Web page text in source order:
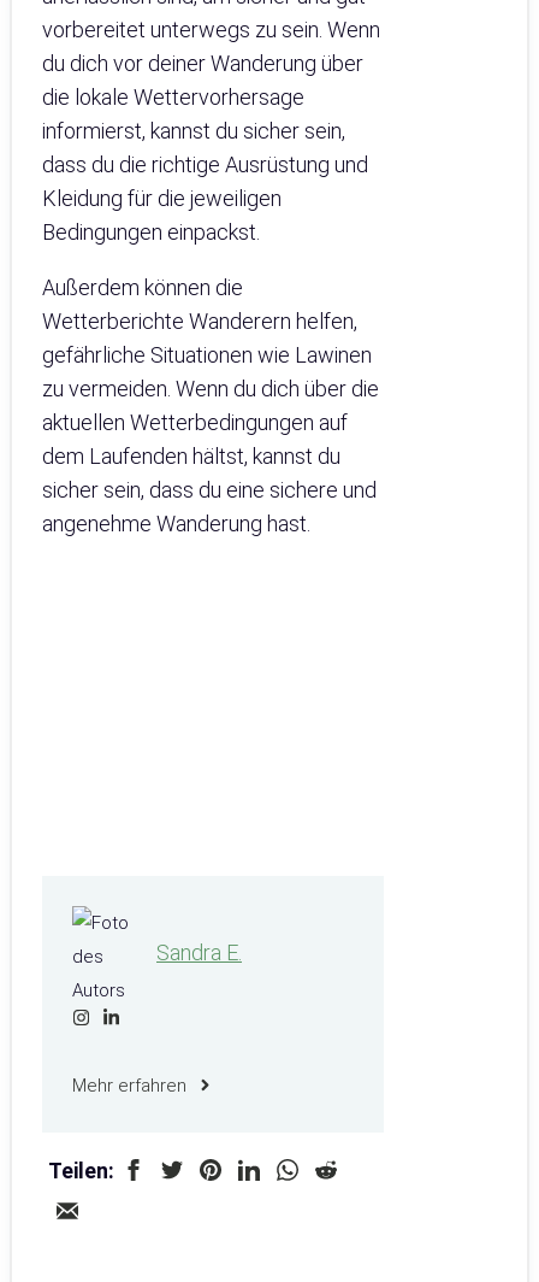
vorbereitet unterwegs zu sein. Wenn
du dich vor deiner Wanderung über
die lokale Wettervorhersage
informierst, kannst du sicher sein,
dass du die richtige Ausrüstung und
Kleidung für die jeweiligen
Bedingungen einpackst.
Außerdem können die
Wetterberichte Wanderern helfen,
gefährliche Situationen wie Lawinen
zu vermeiden. Wenn du dich über die
aktuellen Wetterbedingungen auf
dem Laufenden hältst, kannst du
sicher sein, dass du eine sichere und
angenehme Wanderung hast.
Sandra E.
Mehr erfahren
Teilen: